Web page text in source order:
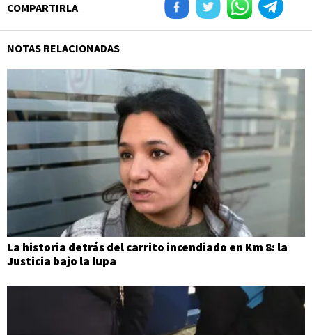
COMPARTIRLA
NOTAS RELACIONADAS
La historia detrás del carrito incendiado en Km 8: la
Justicia bajo la lupa